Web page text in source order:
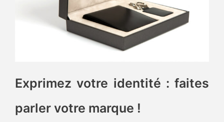
Exprimez votre identité : faites
parler votre marque !